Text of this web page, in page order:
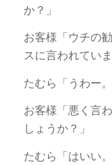
か？」
お客様「ウチの
スに言われてい
たむら「うわー
お客様「悪く言
しょうか？」
たむら「はいい